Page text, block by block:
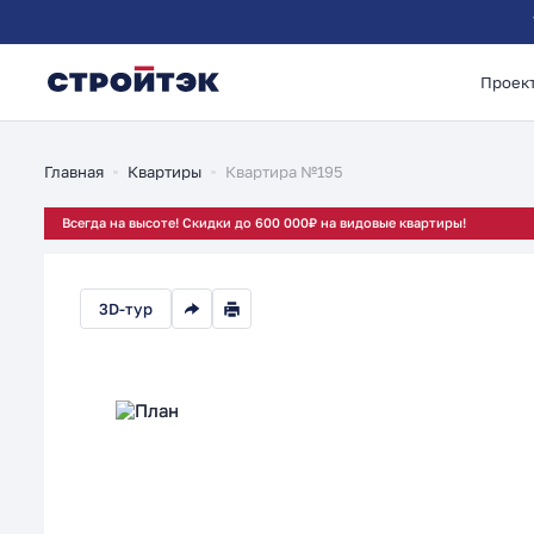
1-комнатная 46.29м²
Главная Квартиры Квартира №195
Всегда на высоте! Скидки до 600 000₽ на видовые квартиры!
3D-тур